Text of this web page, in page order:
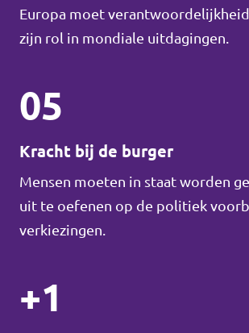
Europa moet
zijn rol in mondiale uitdagingen.
05
Kracht bij de burger
Mensen moeten in staat worden
uit te oefenen op de politiek
verkiezingen.
+1